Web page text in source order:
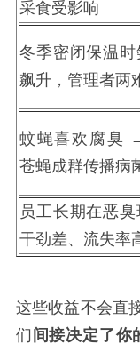
采食受影响
冬季密闭保温时
飙升，管理者两
蚊蝇喜欢腐臭
苍蝇成群传播病
员工长期在恶臭
干劲差、流失率
这些收益不会直
们 间接决定了你